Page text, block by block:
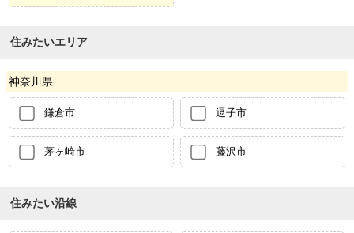
住みたいエリア
神奈川県
鎌倉市 逗子市
茅ヶ崎市 藤沢市
住みたい沿線